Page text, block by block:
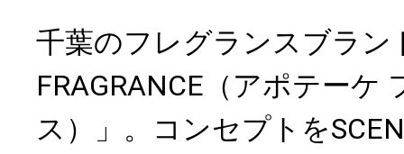
千葉のフレグランスブラン
FRAGRANCE（アポテーケ
ス）」。コンセプトを